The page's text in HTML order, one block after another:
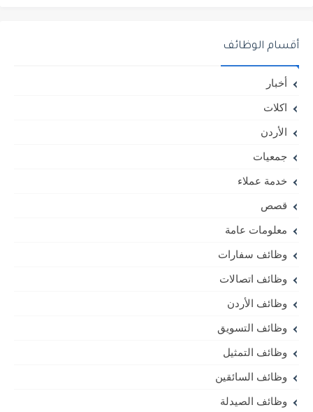
أقسام الوظائف
أخبار
اكلات
الأردن
جمعيات
خدمة عملاء
قصص
معلومات عامة
وظائف سفارات
وظائف اتصالات
وظائف الأردن
وظائف التسويق
وظائف التمثيل
وظائف السائقين
وظائف الصيدلة